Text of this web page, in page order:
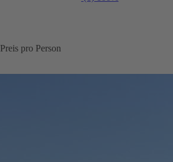
Preis pro Person